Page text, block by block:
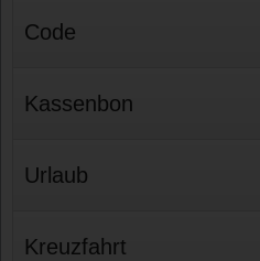
Code
Kassenbon
Urlaub
Kreuzfahrt